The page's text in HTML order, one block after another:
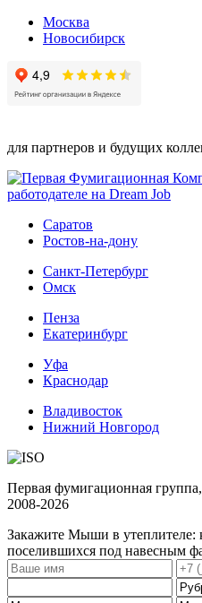
Москва
Новосибирск
для партнеров и будущих
Саратов
Ростов-на-дону
Санкт-Петербург
Омск
Пенза
Екатеринбург
Уфа
Краснодар
Владивосток
Нижний Новгород
Первая фумигационная группа,
2008-2026
Закажите Мыши в утеплителе:
поселившихся под навесным